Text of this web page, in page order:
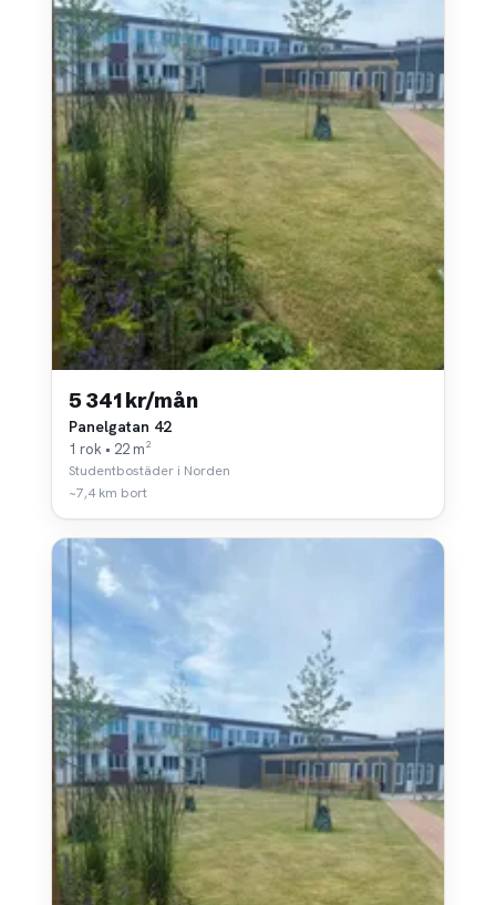
5 341 kr/mån
Panelgatan 42
1 rok • 22 m²
Studentbostäder i Norden
~7,4 km bort